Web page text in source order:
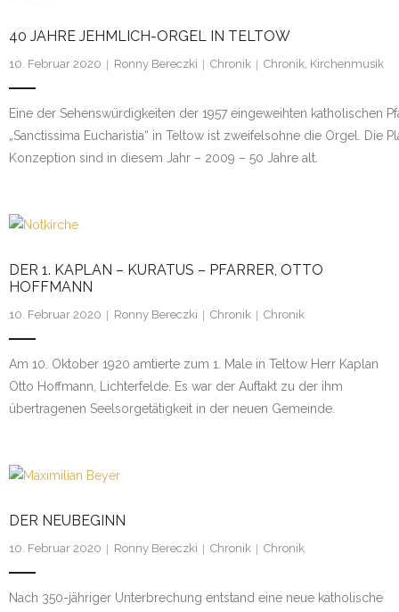
40 JAHRE JEHMLICH-ORGEL IN TELTOW
10. Februar 2020 Ronny Bereczki Chronik Chronik, Kirchenmusik
Eine der Sehenswürdigkeiten der 1957 eingeweihten katholischen
„Sanctissima Eucharistia“ in Teltow ist zweifelsohne die Orgel. Die
Konzeption sind in diesem Jahr – 2009 – 50 Jahre alt.
DER 1. KAPLAN – KURATUS – PFARRER, OTTO
HOFFMANN
10. Februar 2020 Ronny Bereczki Chronik Chronik
Am 10. Oktober 1920 amtierte zum 1. Male in Teltow Herr Kaplan
Otto Hoffmann, Lichterfelde. Es war der Auftakt zu der ihm
übertragenen Seelsorgetätigkeit in der neuen Gemeinde.
DER NEUBEGINN
10. Februar 2020 Ronny Bereczki Chronik Chronik
Nach 350-jähriger Unterbrechung entstand eine neue katholische